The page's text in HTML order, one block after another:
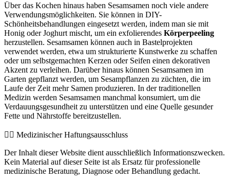
Über das Kochen hinaus haben Sesamsamen noch viele andere
Verwendungsmöglichkeiten. Sie können in DIY-
Schönheitsbehandlungen eingesetzt werden, indem man sie mit
Honig oder Joghurt mischt, um ein exfolierendes Körperpeeling
herzustellen. Sesamsamen können auch in Bastelprojekten
verwendet werden, etwa um strukturierte Kunstwerke zu schaffen
oder um selbstgemachten Kerzen oder Seifen einen dekorativen
Akzent zu verleihen. Darüber hinaus können Sesamsamen im
Garten gepflanzt werden, um Sesampflanzen zu züchten, die im
Laufe der Zeit mehr Samen produzieren. In der traditionellen
Medizin werden Sesamsamen manchmal konsumiert, um die
Verdauungsgesundheit zu unterstützen und eine Quelle gesunder
Fette und Nährstoffe bereitzustellen.
👨‍⚕️️ Medizinischer Haftungsausschluss
Der Inhalt dieser Website dient ausschließlich Informationszwecken.
Kein Material auf dieser Seite ist als Ersatz für professionelle
medizinische Beratung, Diagnose oder Behandlung gedacht.